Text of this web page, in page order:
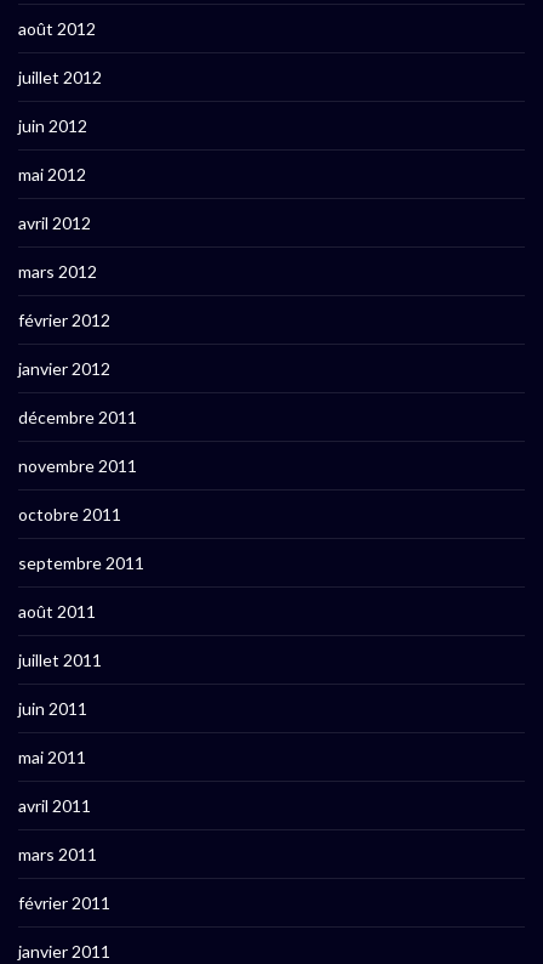
août 2012
juillet 2012
juin 2012
mai 2012
avril 2012
mars 2012
février 2012
janvier 2012
décembre 2011
novembre 2011
octobre 2011
septembre 2011
août 2011
juillet 2011
juin 2011
mai 2011
avril 2011
mars 2011
février 2011
janvier 2011